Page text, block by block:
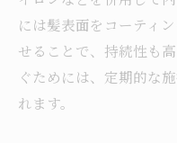
には髪表面をコーティ
せることで、持続性も
ぐためには、定期的な
れます。